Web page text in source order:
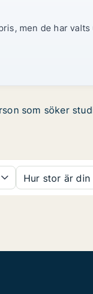
men de har
som söker
Hur stor är din